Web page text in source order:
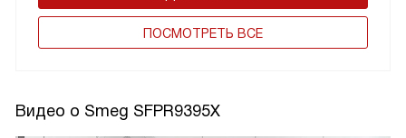
ПОCМОТРЕТЬ ВСЕ
Видео о Smeg SFPR9395X